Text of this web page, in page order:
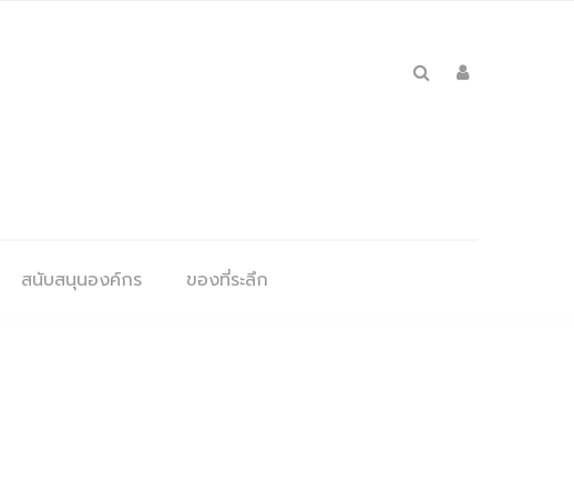
สนับสนุนองค์กร ของที่ระลึก